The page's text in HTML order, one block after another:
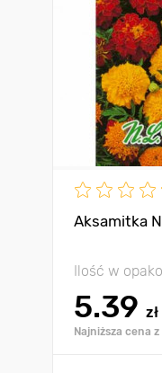
Aksamitka
Ilość w
5.39 zł
Najniższa cena